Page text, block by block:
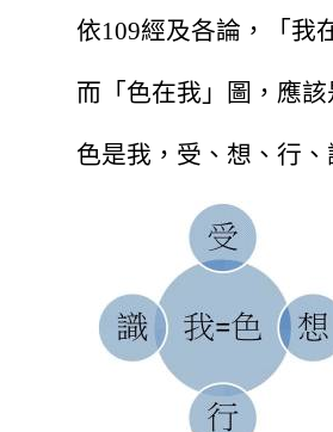
依109經及各論，「我
而「色在我」圖，應
色是我，受、想、行、